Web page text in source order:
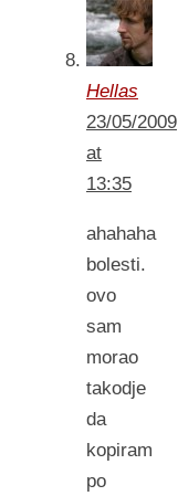
Hellas
23/05/2009
at
13:35
ahahaha
bolesti.
ovo
sam
morao
takodje
da
kopiram
po